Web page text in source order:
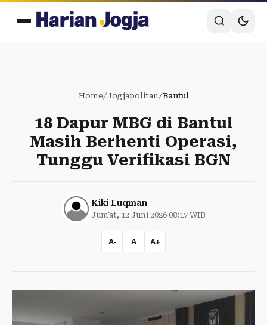
Home/Jogjapolitan/Bantul
18 Dapur MBG di Bantul
Masih Berhenti Operasi,
Tunggu Verifikasi BGN
Kiki Luqman
Jum'at, 12 Juni 2026 08:17 WIB
A- A A+